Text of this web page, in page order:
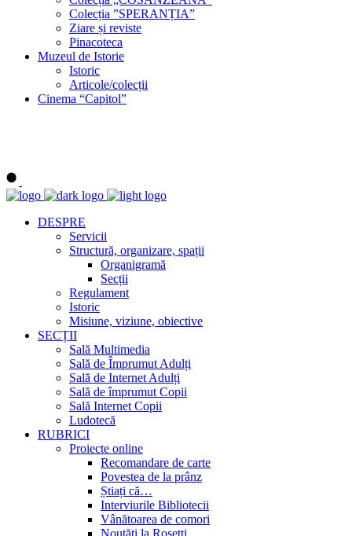
Colecția ”SPERANȚIA”
Ziare și reviste
Pinacoteca
Muzeul de Istorie
Istoric
Articole/colecții
Cinema “Capitol”
DESPRE
Servicii
Structură, organizare, spații
Organigramă
Secții
Regulament
Istoric
Misiune, viziune, obiective
SECȚII
Sală Multimedia
Sală de Împrumut Adulți
Sală de Internet Adulți
Sală de împrumut Copii
Sală Internet Copii
Ludotecă
RUBRICI
Proiecte online
Recomandare de carte
Povestea de la prânz
Știați că…
Interviurile Bibliotecii
Vânătoarea de comori
Noutăți la Rosetti